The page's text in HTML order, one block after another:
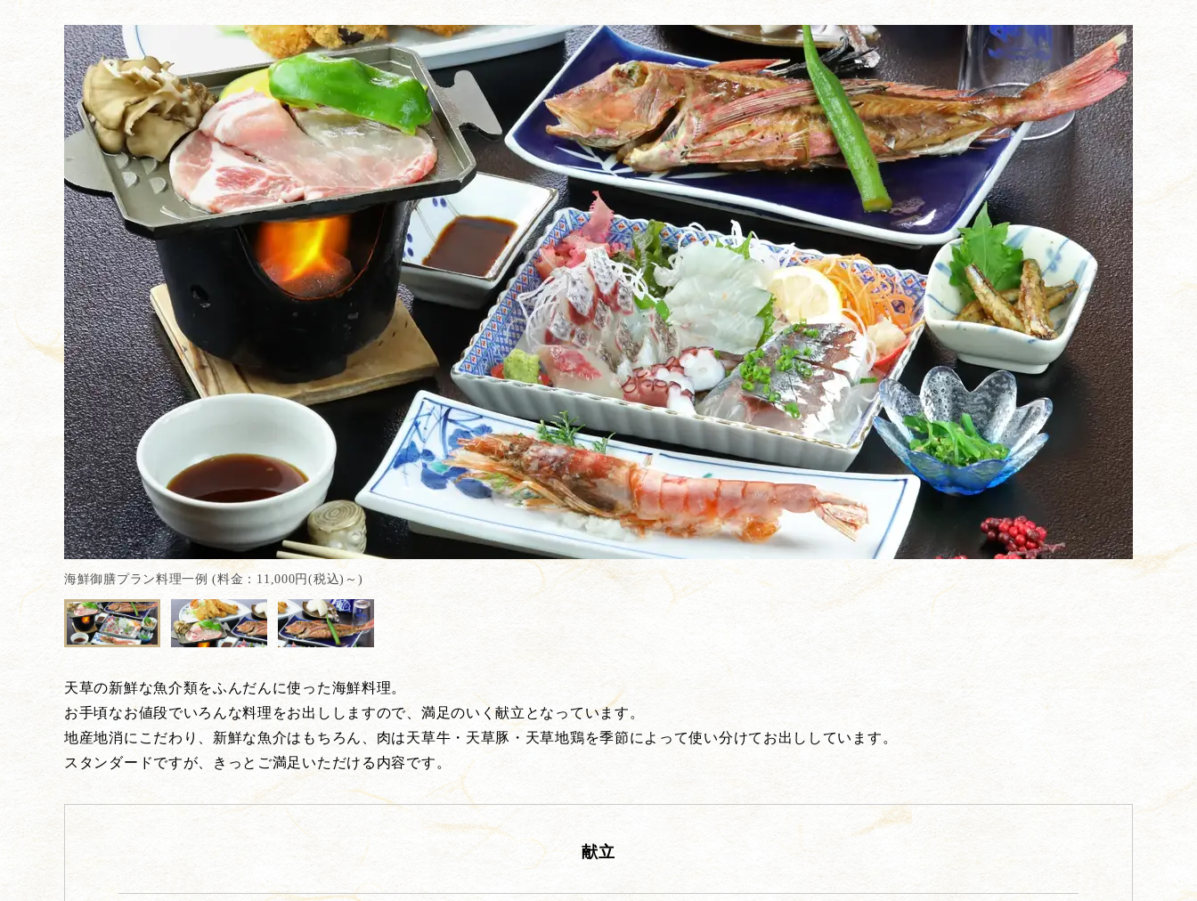
海鮮御膳プラン料理一例 (料金：11,000円(税込)～)
天草の新鮮な魚介類をふんだんに使った海鮮料理。
お手頃なお値段でいろんな料理をお出ししますので、満足のいく献立となっています。
地産地消にこだわり、新鮮な魚介はもちろん、肉は天草牛・天草豚・天草地鶏を季節によって使い分けてお出ししています。
スタンダードですが、きっとご満足いただける内容です。
献立